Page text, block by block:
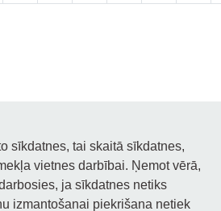
sīkdatnes, tai skaitā sīkdatnes,
vietnes darbībai. Ņemot vērā,
ja sīkdatnes netiks
izmantošanai piekrišana netiek